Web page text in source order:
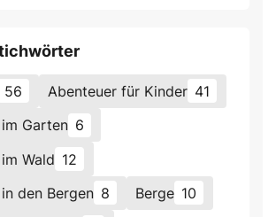
56 Abenteuer für Kinder 41
Garten 6
Wald 12
den Bergen 8 Berge 10